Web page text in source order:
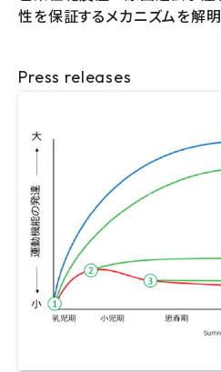
性を保証するメカニズムを解明
Press releases